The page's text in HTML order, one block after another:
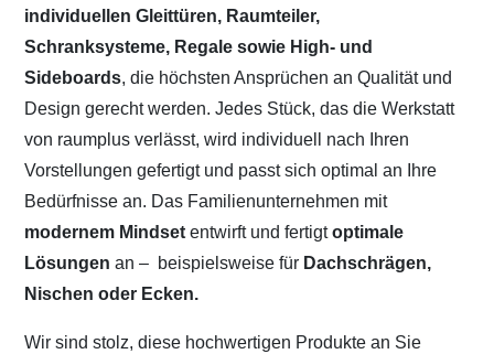
individuellen Gleittüren, Raumteiler,
Schranksysteme, Regale sowie High- und
Sideboards, die höchsten Ansprüchen an Qualität und
Design gerecht werden. Jedes Stück, das die Werkstatt
von raumplus verlässt, wird individuell nach Ihren
Vorstellungen gefertigt und passt sich optimal an Ihre
Bedürfnisse an. Das Familienunternehmen mit
modernem Mindset entwirft und fertigtoptimale
Lösungen an – beispielsweise für Dachschrägen,
Nischen oder Ecken.
Wir sind stolz, diese hochwertigen Produkte an Sie